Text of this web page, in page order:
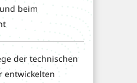
beim
der technischen
entwickelten